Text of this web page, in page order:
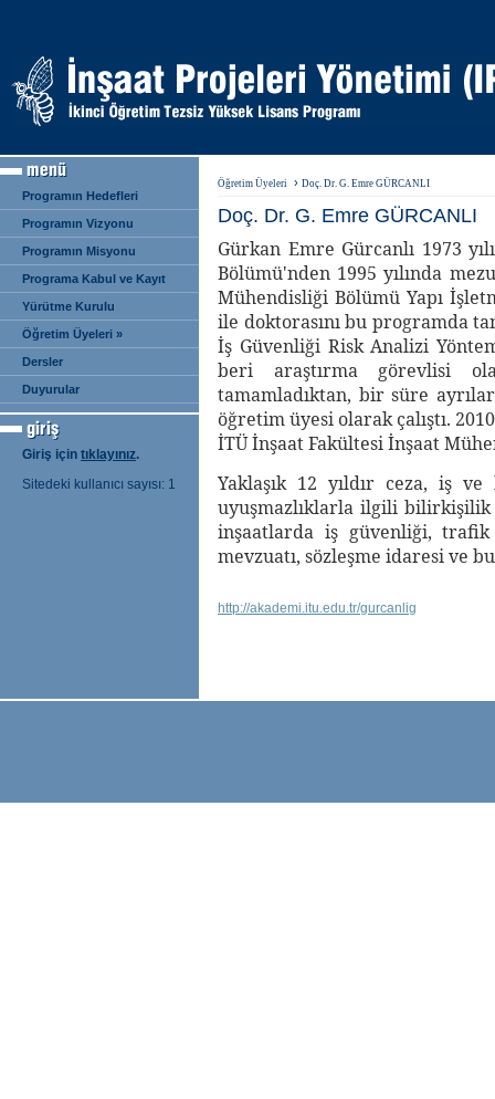
Programın Hedefleri
Programın Vizyonu
Programın Misyonu
Programa Kabul ve Kayıt
Yürütme Kurulu
Öğretim Üyeleri »
Dersler
Duyurular
Giriş için tıklayınız.
Sitedeki kullanıcı sayısı: 1
Öğretim Üyeleri › Doç. Dr. G. Emre GÜRCANLI
Doç. Dr. G. Emre GÜRCANLI
Gürkan Emre Gürcanlı 1973
Bölümü'nden 1995 yılında
Mühendisliği Bölümü Yapı
ile doktorasını bu programda
İş Güvenliği Risk Analizi
beri araştırma görevlisi
tamamladıktan, bir süre
öğretim üyesi olarak çalıştı.
İTÜ İnşaat Fakültesi İnşaat
Yaklaşık 12 yıldır ceza, iş
uyuşmazlıklarla ilgili bilirkişilik
inşaatlarda iş güvenliği,
mevzuatı, sözleşme idaresi ve
http://akademi.itu.edu.tr/gurcanlig